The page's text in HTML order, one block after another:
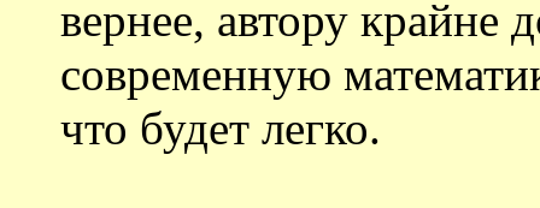
вернее, автору крайне
современную
что будет легко.